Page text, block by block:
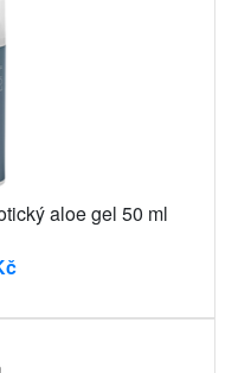
aloe gel 50 ml